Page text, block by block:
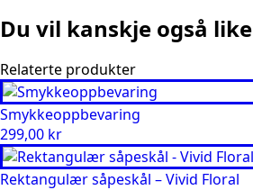
Du vil kanskje også like
Relaterte produkter
Smykkeoppbevaring
299,00 kr
Rektangulær såpeskål – Vivid Floral